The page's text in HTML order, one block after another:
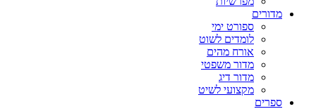
מדורים
ספורט ימי
לומדים לשוט
אורח מהים
מדור משפטי
מדור דיג
מקצועי לשיט
ספרים